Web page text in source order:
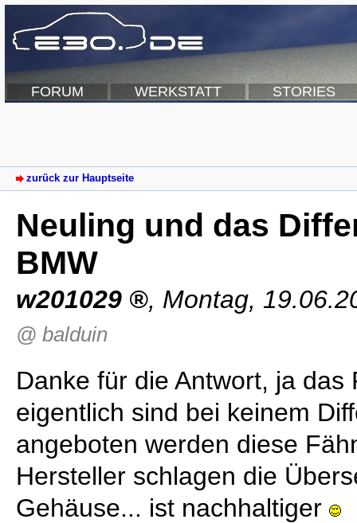
FORUM WERKSTATT STORIES
zurück zur Hauptseite
Neuling und das
BMW
w201029 , Montag,
@ balduin
Danke für die Antwort, ja
eigentlich sind bei keinem
angeboten werden diese
Hersteller schlagen die
Gehäuse... ist nachhaltiger